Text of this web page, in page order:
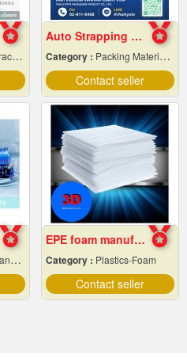
Auto Strapping Machine
Category : Packing Materials-Mechanical
Contact seller
EPE foam manufacturer
Category : Plastics-Foam
Contact seller